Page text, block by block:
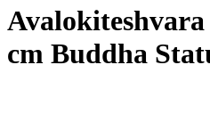
Avalokiteshvara
cm Buddha